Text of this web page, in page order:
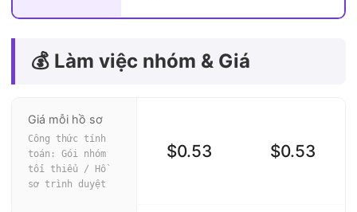
💰 Làm việc nhóm & Giá
Giá mỗi hồ sơ
Công thức tính
toán: Gói nhóm
tối thiểu / Hồ
sơ trình duyệt
$0.53 $0.53